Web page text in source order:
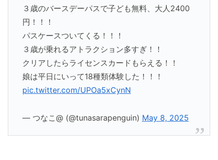
３歳のバースデーパスで子ども無料、大人2400
円！！！
パスケースついてくる！！！
３歳が乗れるアトラクション多すぎ！！
クリアしたらライセンスカードもらえる！！
娘は平日にいって18種類体験した！！！
pic.twitter.com/UPOa5xCynN
— つなこ@ (@tunasarapenguin) May 8, 2025